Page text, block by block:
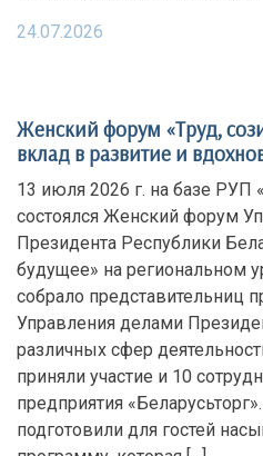
24.07.2026
Женский форум «Труд,
вклад в развитие и
13 июля 2026 г. на базе РУП
состоялся Женский форум
Президента Республики
будущее» на региональном
собрало представительниц
Управления делами
различных сфер
приняли участие и 10
предприятия
подготовили для гостей